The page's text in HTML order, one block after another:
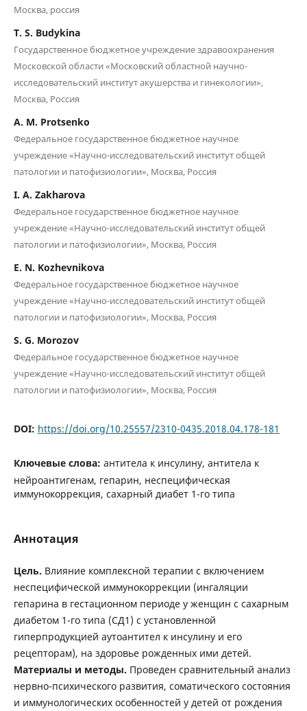
Москва, россия
T. S. Budykina
Государственное бюджетное учреждение здравоохранения
Московской области «Московский областной научно-
исследовательский институт акушерства и гинекологии»,
Москва, Россия
A. M. Protsenko
Федеральное государственное бюджетное научное
учреждение «Научно-исследовательский институт общей
патологии и патофизиологии», Москва, Россия
I. A. Zakharova
Федеральное государственное бюджетное научное
учреждение «Научно-исследовательский институт общей
патологии и патофизиологии», Москва, Россия
E. N. Kozhevnikova
Федеральное государственное бюджетное научное
учреждение «Научно-исследовательский институт общей
патологии и патофизиологии», Москва, Россия
S. G. Morozov
Федеральное государственное бюджетное научное
учреждение «Научно-исследовательский институт общей
патологии и патофизиологии», Москва, Россия
DOI: https://doi.org/10.25557/2310-0435.2018.04.178-181
Ключевые слова: антитела к инсулину, антитела к
нейроантигенам, гепарин, неспецифическая
иммунокоррекция, сахарный диабет 1-го типа
Аннотация
Цель. Влияние комплексной терапии с включением
неспецифической иммунокоррекции (ингаляции
гепарина в гестационном периоде у женщин с сахарным
диабетом 1-го типа (СД1) с установленной
гиперпродукцией аутоантител к инсулину и его
рецепторам), на здоровье рожденных ими детей.
Материалы и методы. Проведен сравнительный анализ
нервно-психического развития, соматического состояния
и иммунологических особенностей у детей от рождения